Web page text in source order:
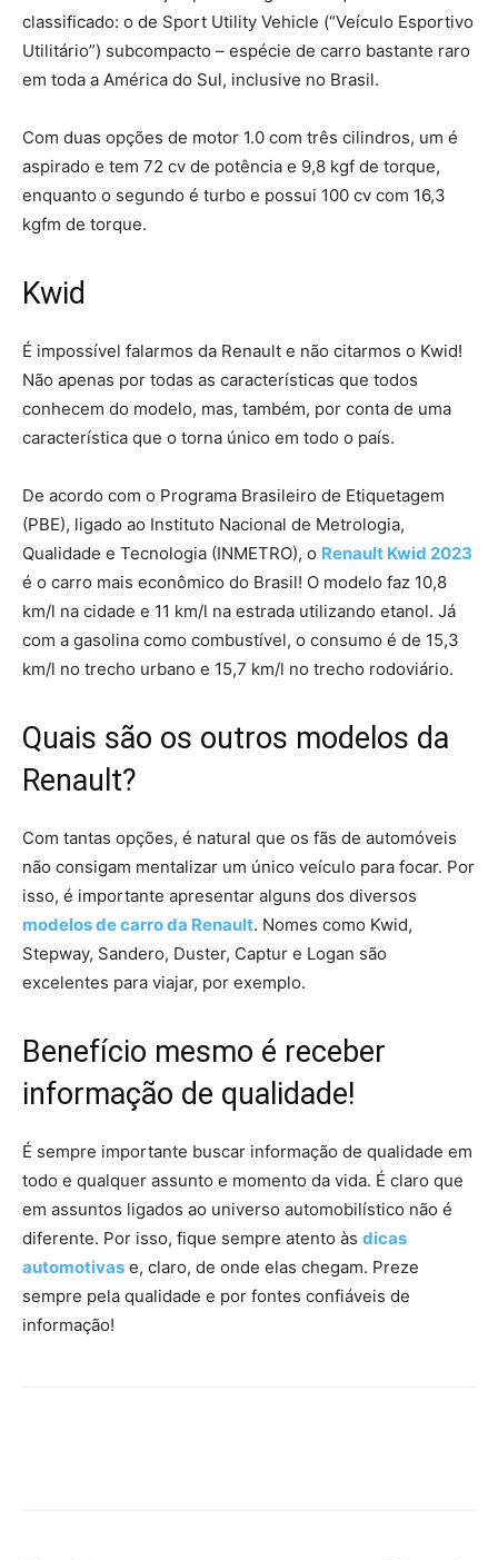
classificado: o de Sport Utility Vehicle (“Veículo Esportivo
Utilitário”) subcompacto – espécie de carro bastante raro
em toda a América do Sul, inclusive no Brasil.
Com duas opções de motor 1.0 com três cilindros, um é
aspirado e tem 72 cv de potência e 9,8 kgf de torque,
enquanto o segundo é turbo e possui 100 cv com 16,3
kgfm de torque.
Kwid
É impossível falarmos da Renault e não citarmos o Kwid!
Não apenas por todas as características que todos
conhecem do modelo, mas, também, por conta de uma
característica que o torna único em todo o país.
De acordo com o Programa Brasileiro de Etiquetagem
(PBE), ligado ao Instituto Nacional de Metrologia,
Qualidade e Tecnologia (INMETRO), o Renault Kwid 2023
é o carro mais econômico do Brasil! O modelo faz 10,8
km/l na cidade e 11 km/l na estrada utilizando etanol. Já
com a gasolina como combustível, o consumo é de 15,3
km/l no trecho urbano e 15,7 km/l no trecho rodoviário.
Quais são os outros modelos da
Renault?
Com tantas opções, é natural que os fãs de automóveis
não consigam mentalizar um único veículo para focar. Por
isso, é importante apresentar alguns dos diversos
modelos de carro da Renault. Nomes como Kwid,
Stepway, Sandero, Duster, Captur e Logan são
excelentes para viajar, por exemplo.
Benefício mesmo é receber
informação de qualidade!
É sempre importante buscar informação de qualidade em
todo e qualquer assunto e momento da vida. É claro que
em assuntos ligados ao universo automobilístico não é
diferente. Por isso, fique sempre atento às dicas
automotivas e, claro, de onde elas chegam. Preze
sempre pela qualidade e por fontes confiáveis de
informação!